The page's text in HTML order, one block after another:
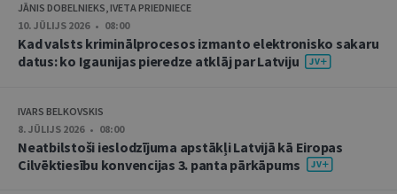
JĀNIS DOBELNIEKS, IVETA PRIEDNIECE
10. JŪLIJS 2026 • 08:00
Kad valsts kriminālprocesos izmanto elektronisko sakaru
datus: ko Igaunijas pieredze atklāj par Latviju
IVARS BELKOVSKIS
8. JŪLIJS 2026 • 08:00
Neatbilstoši ieslodzījuma apstākļi Latvijā kā Eiropas
Cilvēktiesību konvencijas 3. panta pārkāpums